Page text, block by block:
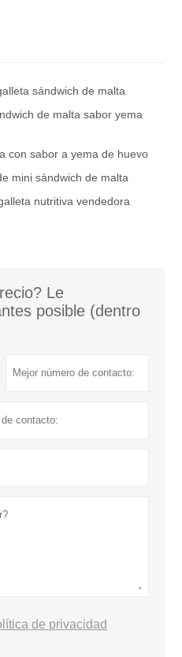
sándwich de malta
de malta sabor yema
con sabor a yema de huevo
mini sándwich de malta
nutritiva vendedora
Le
posible (dentro
de privacidad